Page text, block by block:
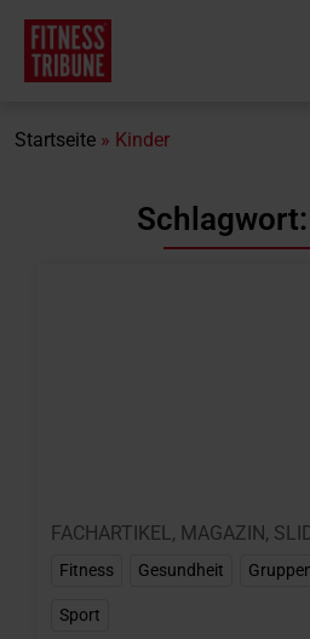
Startseite » Kinder
FACHARTIKEL, MAGAZIN,
Fitness Gesundheit
Sport